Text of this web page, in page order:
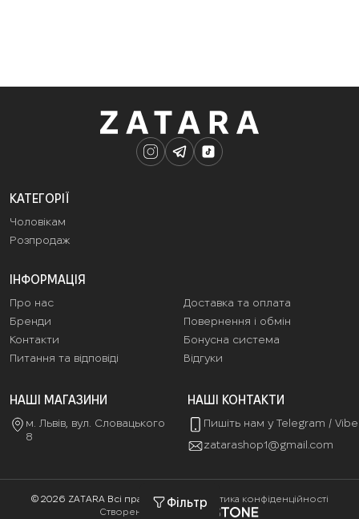
Фільтр
КАТЕГОРІЇ
Чоловікам
Розпродаж
ІНФОРМАЦІЯ
Про нас
Бренди
Контакти
Питання та відповіді
Доставка та оплата
Повернення і обмін
Бонусна система
Відгуки
НАШІ МАГАЗИНИ
м. Львів, вул. Словацького
8
НАШІ КОНТАКТИ
Пишіть нам у Telegram /
zatarashop1@gmail.com
© 2026 ZATARA Всі права захищеніПолітика конфіденційності
Створення сайтів